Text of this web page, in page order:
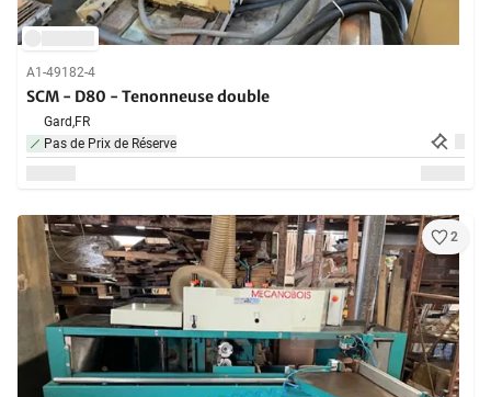
A1-49182-4
SCM - D80 - Tenonneuse double
Gard,FR
Pas de Prix de Réserve
2